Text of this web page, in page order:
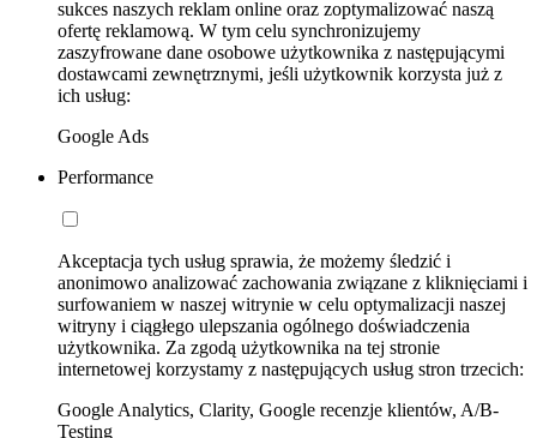
sukces naszych reklam online oraz zoptymalizować naszą
ofertę reklamową. W tym celu synchronizujemy
zaszyfrowane dane osobowe użytkownika z następującymi
dostawcami zewnętrznymi, jeśli użytkownik korzysta już z
ich usług:
Google Ads
Performance
Akceptacja tych usług sprawia, że możemy śledzić i
anonimowo analizować zachowania związane z kliknięciami i
surfowaniem w naszej witrynie w celu optymalizacji naszej
witryny i ciągłego ulepszania ogólnego doświadczenia
użytkownika. Za zgodą użytkownika na tej stronie
internetowej korzystamy z następujących usług stron trzecich:
Google Analytics, Clarity, Google recenzje klientów, A/B-
Testing